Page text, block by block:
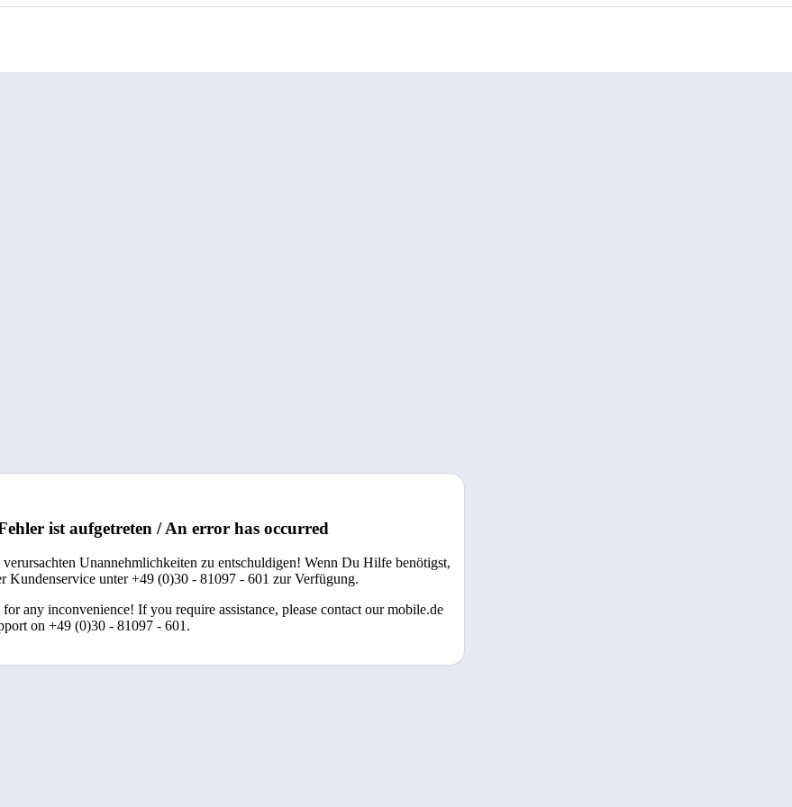
ist aufgetreten / An error has occurred
Unannehmlichkeiten zu entschuldigen! Wenn Du Hilfe benötigst,
Kundenservice unter +49 (0)30 - 81097 - 601 zur Verfügung.
any inconvenience! If you require assistance, please contact our mobile.de
on +49 (0)30 - 81097 - 601.